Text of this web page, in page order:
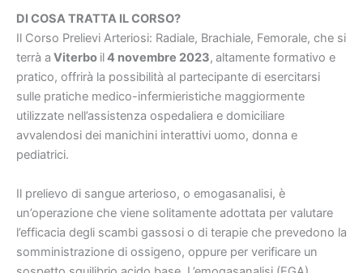
DI COSA TRATTA IL CORSO?
Il Corso Prelievi Arteriosi: Radiale, Brachiale, Femorale, che si
terrà a Viterbo il 4 novembre 2023, altamente formativo e
pratico, offrirà la possibilità al partecipante di esercitarsi
sulle pratiche medico-infermieristiche maggiormente
utilizzate nell’assistenza ospedaliera e domiciliare
avvalendosi dei manichini interattivi uomo, donna e
pediatrici.
Il prelievo di sangue arterioso, o emogasanalisi, è
un’operazione che viene solitamente adottata per valutare
l’efficacia degli scambi gassosi o di terapie che prevedono la
somministrazione di ossigeno, oppure per verificare un